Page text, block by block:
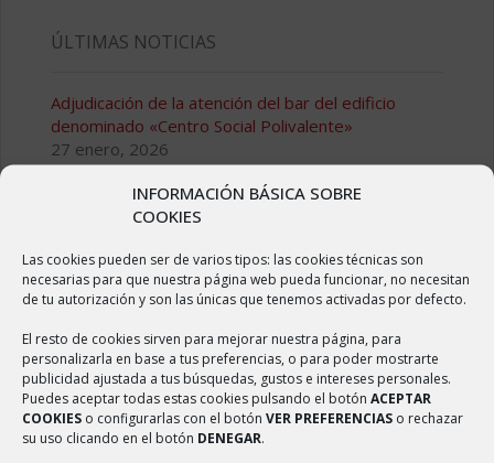
INFORMACIÓN BÁSICA SOBRE
COOKIES
Las cookies pueden ser de varios tipos: las cookies técnicas son
necesarias para que nuestra página web pueda funcionar, no necesitan
de tu autorización y son las únicas que tenemos activadas por defecto.
El resto de cookies sirven para mejorar nuestra página, para
personalizarla en base a tus preferencias, o para poder mostrarte
publicidad ajustada a tus búsquedas, gustos e intereses personales.
Puedes aceptar todas estas cookies pulsando el botón ACEPTAR
COOKIES o configurarlas con el botón VER PREFERENCIAS o rechazar
su uso clicando en el botón DENEGAR.
ÚLTIMAS NOTICIAS
Adjudicación de la atención del bar del edificio
denominado «Centro Social Polivalente»
27 enero, 2026
Adjudicación de la atención del bar del edificio
denominado “Centro Social Polivalente»
Adjudicación de la atención del bar de las Piscinas
Municipales de Ambel
8 mayo, 2024
Pliego de condiciones para la gestión del bar
municipal
16 febrero, 2023